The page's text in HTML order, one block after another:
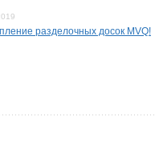
разделочных досок MVQ!